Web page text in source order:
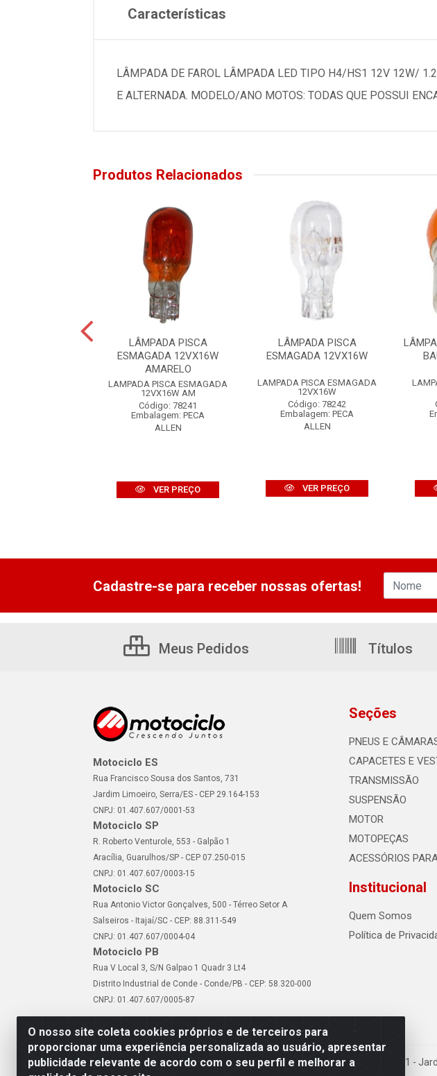
Características
LÂMPADA DE FAROL LÂMPADA LED TIPO H4/HS1 12V 12W/
E ALTERNADA. MODELO/ANO MOTOS: TODAS QUE POSSUI
Produtos Relacionados
LÂMPADA PISCA
ESMAGADA 12VX16W
AMARELO
LAMPADA PISCA ESMAGADA
12VX16W AM
Código: 78241
Embalagem: PECA
ALLEN
VER PREÇO
LÂMPADA PISCA
ESMAGADA 12VX16W
LAMPADA PISCA ESMAGADA
12VX16W
Código: 78242
Embalagem: PECA
ALLEN
VER PREÇO
O nosso site coleta cookies próprios e de terceiros para
proporcionar uma experiência personalizada ao usuário, apresentar
publicidade relevante de acordo com o seu perfil e melhorar a
Cadastre-se para receber nossas ofertas!
Meus Pedidos Títulos
Motociclo ES
Rua Francisco Sousa dos Santos, 731
Jardim Limoeiro, Serra/ES - CEP 29.164-153
CNPJ: 01.407.607/0001-53
Motociclo SP
R. Roberto Venturole, 553 - Galpão 1
Aracília, Guarulhos/SP - CEP 07.250-015
CNPJ: 01.407.607/0003-15
Motociclo SC
Rua Antonio Victor Gonçalves, 500 - Térreo Setor A
Salseiros - Itajaí/SC - CEP: 88.311-549
CNPJ: 01.407.607/0004-04
Motociclo PB
Rua V Local 3, S/N Galpao 1 Quadr 3 Lt4
Distrito Industrial de Conde - Conde/PB - CEP: 58.320-000
CNPJ: 01.407.607/0005-87
Seções
PNEUS E
CAPACETES E
TRANSMISSÃO
SUSPENSÃO
MOTOR
MOTOPEÇAS
ACESSÓRIOS
Institucional
Quem Somos
Política de
Motociclo - Rua Francisco Sousa dos Santos, 731 -